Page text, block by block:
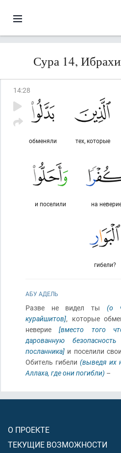
Сура 14,
14:28
тех, которые
обменяли
на
и поселили
гибели?
АБУ АДЕЛЬ
Разве не видел ты (о
курайшитов], которые
неверие[вместо того
дарованную
посланника] и поселили
Обитель гибели (выведя их
Аллаха, где они погибли) –
О ПРОЕКТЕ
ТЕКУЩИЕ ВОЗМОЖНОСТИ